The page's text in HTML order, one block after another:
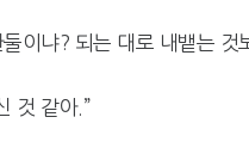
이냐? 되는 대로 내뱉는 것
것 같아.”